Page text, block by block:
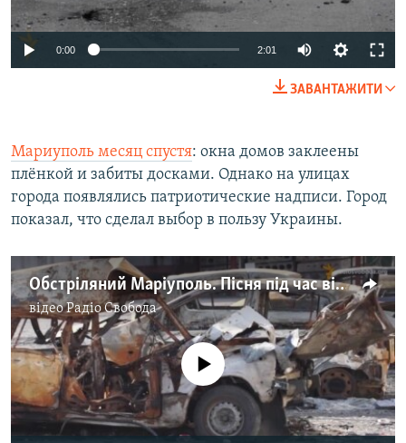
0:00 2:01
ЗАВАНТАЖИТИ
Мариуполь месяц спустя: окна домов заклеены
плёнкой и забиты досками. Однако на улицах
города появлялись патриотические надписи. Город
показал, что сделал выбор в пользу Украины.
Обстріляний Маріуполь. Пісня під час війни
відеоРадіо Свобода
No media source currently available